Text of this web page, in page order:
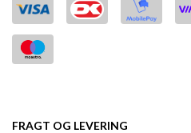
FRAGT OG LEVERING